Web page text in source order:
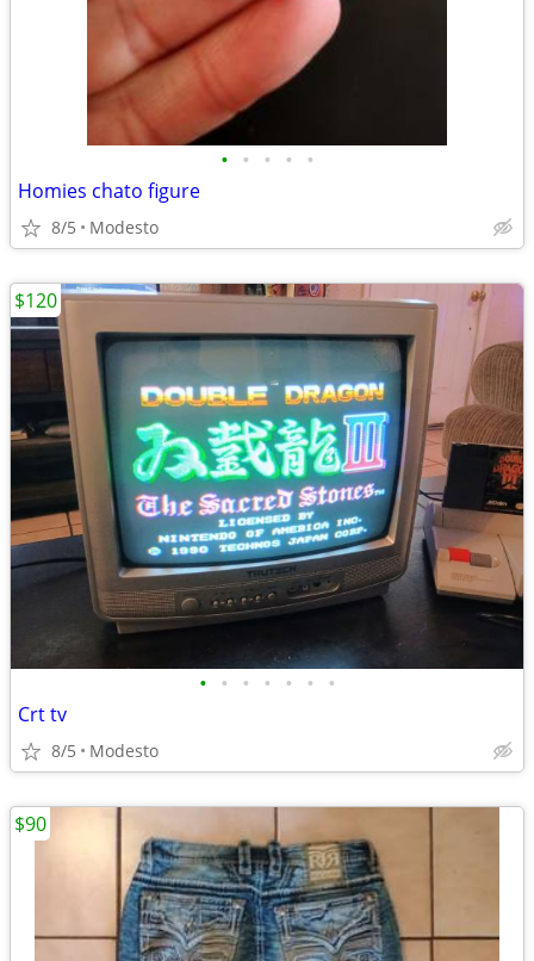
• • • • •
Homies chato figure
8/5 Modesto
• • • • • • •
Crt tv
8/5 Modesto
$120
$90